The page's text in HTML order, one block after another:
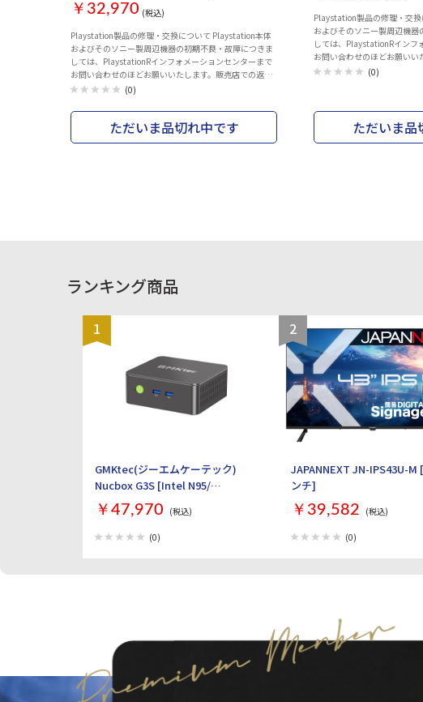
￥32,970 (税込)
Playstation製品の修理・交換について Playstation本体
およびそのソニー製周辺機器の初期不良・故障につきま
しては、PlaystationRインフォメーションセンターまで
お問い合わせのほどお願いいたします。販売店での返
品・交換は行っておりません。 また、お買い上げいただ
センターでお受けしています。 Playstationインフォメー
ションセンター 電話番号：0570-783-929(一部のIP電話
の場合 050-3754-9800) 受付時間 10:00 ～ 18:00 付属品
(0)
ただいま品切れ中です
Playstation製品の修理・交
およびそのソニー製周辺機器
しては、PlaystationRインフ
お問い合わせのほどお願いい
品・交換は行っておりません
の場合 050-3754-9800) 受付
PlayStation®5 デジタル・エ
slim) ・PlayStation®5 Pro本
(0)
ただいま品
ランキング商品
1
GMKtec(ジーエムケーテック)
Nucbox G3S [Intel N95/
RAM:16GB/ SSD:512GB/
Windows 11 Pro]
￥47,970 (税込)
(0)
2
JAPANNEXT JN-IPS43U-M
ンチ]
￥39,582 (税込)
(0)